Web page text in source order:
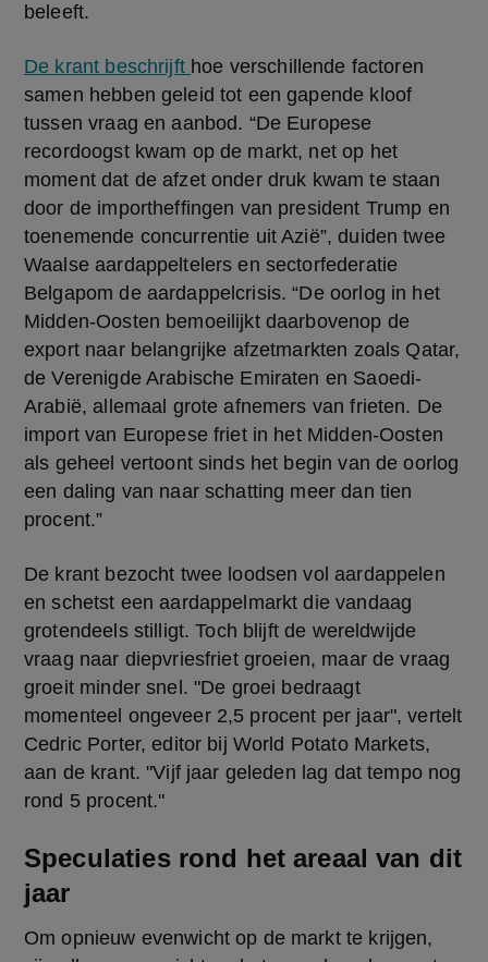
beleeft.
De krant beschrijft hoe verschillende factoren
samen hebben geleid tot een gapende kloof
tussen vraag en aanbod. “De Europese
recordoogst kwam op de markt, net op het
moment dat de afzet onder druk kwam te staan
door de importheffingen van president Trump en
toenemende concurrentie uit Azië”, duiden twee
Waalse aardappeltelers en sectorfederatie
Belgapom de aardappelcrisis. “De oorlog in het
Midden-Oosten bemoeilijkt daarbovenop de
export naar belangrijke afzetmarkten zoals Qatar,
de Verenigde Arabische Emiraten en Saoedi-
Arabië, allemaal grote afnemers van frieten. De
import van Europese friet in het Midden-Oosten
als geheel vertoont sinds het begin van de oorlog
een daling van naar schatting meer dan tien
procent.”
De krant bezocht twee loodsen vol aardappelen
en schetst een aardappelmarkt die vandaag
grotendeels stilligt. Toch blijft de wereldwijde
vraag naar diepvriesfriet groeien, maar de vraag
groeit minder snel. "De groei bedraagt
momenteel ongeveer 2,5 procent per jaar", vertelt
Cedric Porter, editor bij World Potato Markets,
aan de krant. "Vijf jaar geleden lag dat tempo nog
rond 5 procent."
Speculaties rond het areaal van dit
jaar
Om opnieuw evenwicht op de markt te krijgen,